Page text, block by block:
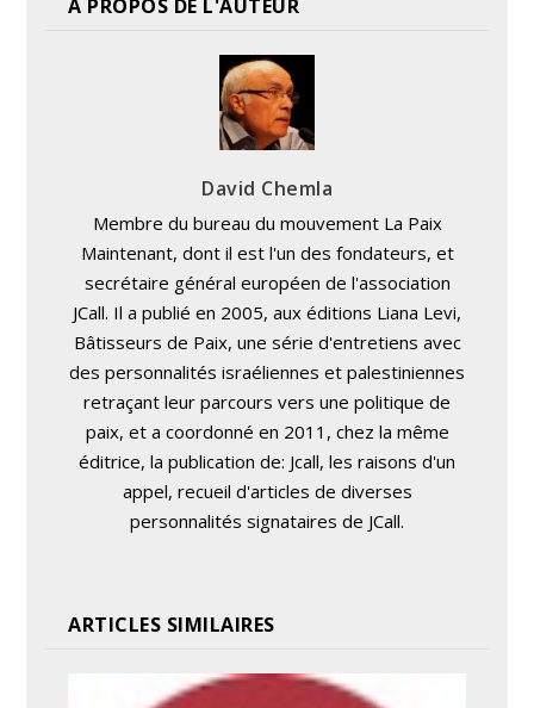
A PROPOS DE L'AUTEUR
David Chemla
Membre du bureau du mouvement La Paix
Maintenant, dont il est l'un des fondateurs, et
secrétaire général européen de l'association
JCall. Il a publié en 2005, aux éditions Liana Levi,
Bâtisseurs de Paix, une série d'entretiens avec
des personnalités israéliennes et palestiniennes
retraçant leur parcours vers une politique de
paix, et a coordonné en 2011, chez la même
éditrice, la publication de: Jcall, les raisons d'un
appel, recueil d'articles de diverses
personnalités signataires de JCall.
ARTICLES SIMILAIRES